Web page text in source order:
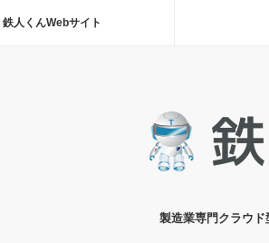
鉄人くんWebサイト
製造業専門クラウド